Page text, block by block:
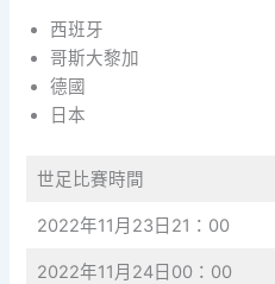
西班牙
哥斯大黎加
德國
日本
世足比賽時間
2022年11月23日21：00
2022年11月24日00：00